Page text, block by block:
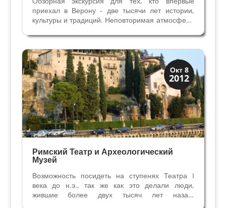
приехал в Верону - две тысячи лет истории,
культуры и традиций. Неповторимая атмосфера
соборов и многочисленных памятников римской
эпохи пронизывает всех в городе влюбленных.
Вас ждут...
Окт 8
2012
Верона
Экскурсии
Римский Театр и Археологический
Музей
Возможность посидеть на ступенях Театра I
века до н.э., так же как это делали люди,
жившие более двух тысяч лет назад,